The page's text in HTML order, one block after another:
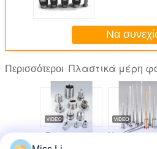
Να
Περισσότεροι Πλαστικά μέρη
Εξατομικευμένα
Εξαρτήματα Μη
Μη